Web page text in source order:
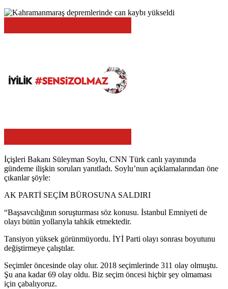
İçişleri Bakanı Süleyman Soylu, CNN Türk canlı yayınında
gündeme ilişkin soruları yanıtladı. Soylu’nun açıklamalarından öne
çıkanlar şöyle:
AK PARTİ SEÇİM BÜROSUNA SALDIRI
“Başsavcılığının soruşturması söz konusu. İstanbul Emniyeti de
olayı bütün yollarıyla tahkik etmektedir.
Tansiyon yüksek görünmüyordu. İYİ Parti olayı sonrası boyutunu
değiştirmeye çalıştılar.
Seçimler öncesinde olay olur. 2018 seçimlerinde 311 olay olmuştu.
Şu ana kadar 69 olay oldu. Biz seçim öncesi hiçbir şey olmaması
için çabalıyoruz.